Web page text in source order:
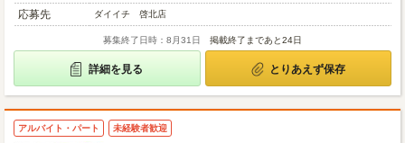
応募先
ダイイチ 啓北店
募集終了日時：8月31日 掲載終了まであと24日
詳細を見る とりあえず保存
アルバイト・パート 未経験者歓迎